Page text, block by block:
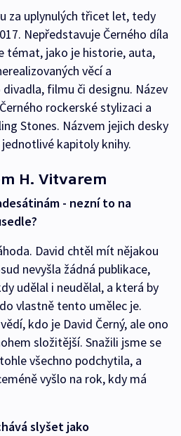
za uplynulých třicet let, tedy
Nepředstavuje Černého díla
témat, jako je historie, auta,
věcí a
filmu či designu. Název
rockerské stylizaci a
Stones. Názvem jejich desky
kapitoly knihy.
H. Vitvarem
- nezní to na
David chtěl mít nějakou
nevyšla žádná publikace,
udělal i neudělal, a která by
vlastně tento umělec je.
kdo je David Černý, ale ono
složitější. Snažili jsme se
všechno podchytila, a
vyšlo na rok, kdy má
slyšet jako